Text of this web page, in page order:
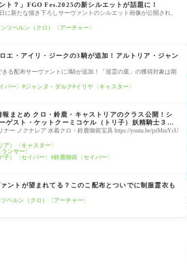
ト？」FGO Fes.2025の新シルエットが話題に！
日に新たな描き下ろしサーヴァントのシルエット画像が公開され、
ツベルン（クロ）〈アーチャー〉
エ・アイリ・ジークの3騎が追加！アルトリア・ジャン
る配布サーヴァントに3騎が追加！「巡霊の葉」の獲得対象は期
バー〉 ジャンヌ・ダルク イリヤ〈キャスター〉
報まとめ クロ・鈴鹿・キャストリアのクラス公開！シ
ゲスト・ケットクーミコケル（トリ子）妖精騎士３騎
ー ノクナレア 水着クロ・鈴鹿御前宝具 https://youtu.be/pzMmYcU
）〈キャスター〉
ンサー〉
）〈セイバー〉
鈴鹿御前〈セイバー〉
ントが望まれてる？このこ配布とついでに制服霊衣も
ベルン（クロ）〈アーチャー〉